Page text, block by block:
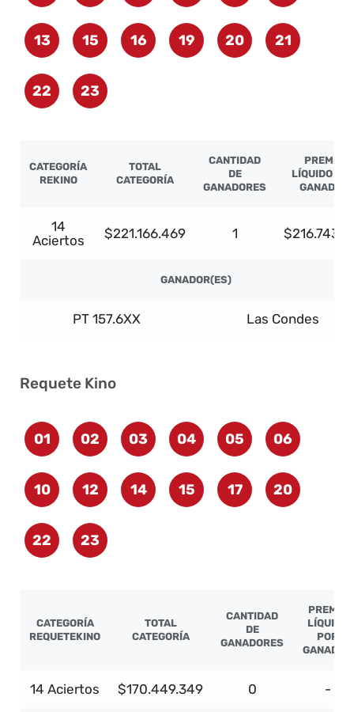
13 15 16 19 20 21
22 23
CATEGORÍA
REKINO
TOTAL
CATEGORÍA
CANTIDAD
DE
GANADORES
PREMIO
LÍQUIDO
GANADOR
14
Aciertos
$221.166.469 1
GANADOR(ES)
PT 157.6XX Las Condes
Requete Kino
01 02 03 04 05 06
10 12 14 15 17 20
22 23
CATEGORÍA
REQUETEKINO
TOTAL
CATEGORÍA
CANTIDAD
DE
GANADORES
PREMIO
LÍQUIDO
POR
GANADOR
14 Aciertos $170.449.349 0 -